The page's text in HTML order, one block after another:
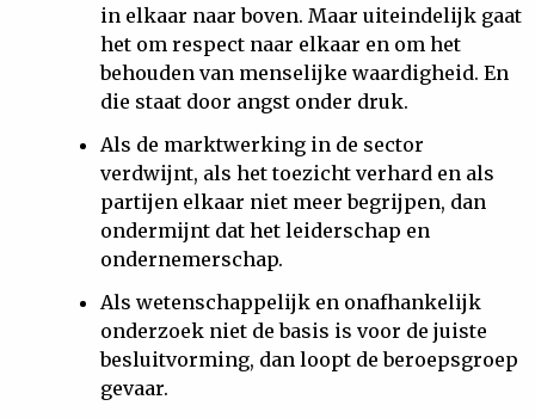
in elkaar naar boven. Maar uiteindelijk gaat
het om respect naar elkaar en om het
behouden van menselijke waardigheid. En
die staat door angst onder druk.
Als de marktwerking in de sector
verdwijnt, als het toezicht verhard en als
partijen elkaar niet meer begrijpen, dan
ondermijnt dat het leiderschap en
ondernemerschap.
Als wetenschappelijk en onafhankelijk
onderzoek niet de basis is voor de juiste
besluitvorming, dan loopt de beroepsgroep
gevaar.